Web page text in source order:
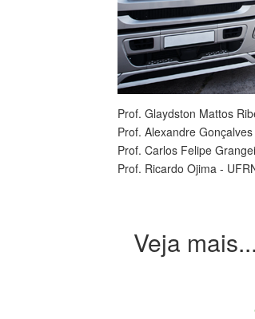
Prof. Glaydston Mattos
Prof. Alexandre
Prof. Carlos Felipe
Prof. Ricardo Ojima -